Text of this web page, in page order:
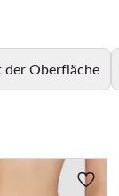
der Oberfläche